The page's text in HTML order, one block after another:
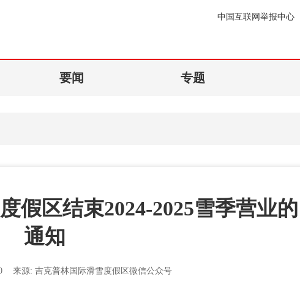
中国互联网举报中心
要闻 专题
假区结束2024-2025雪季营业的
通知
来源:吉克普林国际滑雪度假区微信公众号